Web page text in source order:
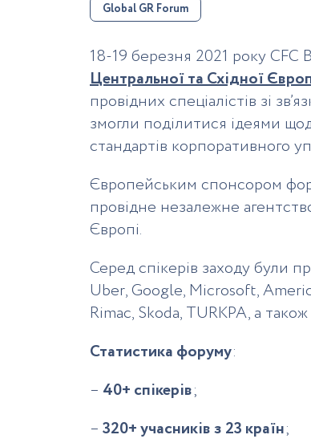
Global GR Forum
18-19 березня 2021 року CFC
Центральної та Східної
провідних спеціалістів зі
змогли поділитися ідеями
стандартів корпоративного
Європейським спонсором
провідне незалежне
Європі.
Серед спікерів заходу були
Uber, Google, Microsoft,
Rimac, Skoda, TURKPA, а
Статистика форуму:
– 40+ спікерів;
– 320+ учасників з 23 країн;